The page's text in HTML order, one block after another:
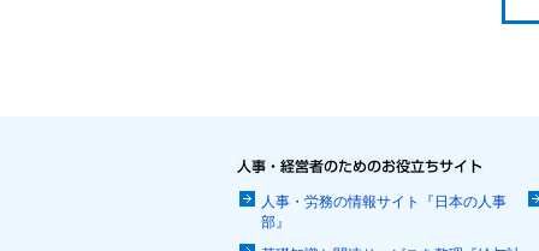
人事・労務の情報サイト『日本の人事
部』